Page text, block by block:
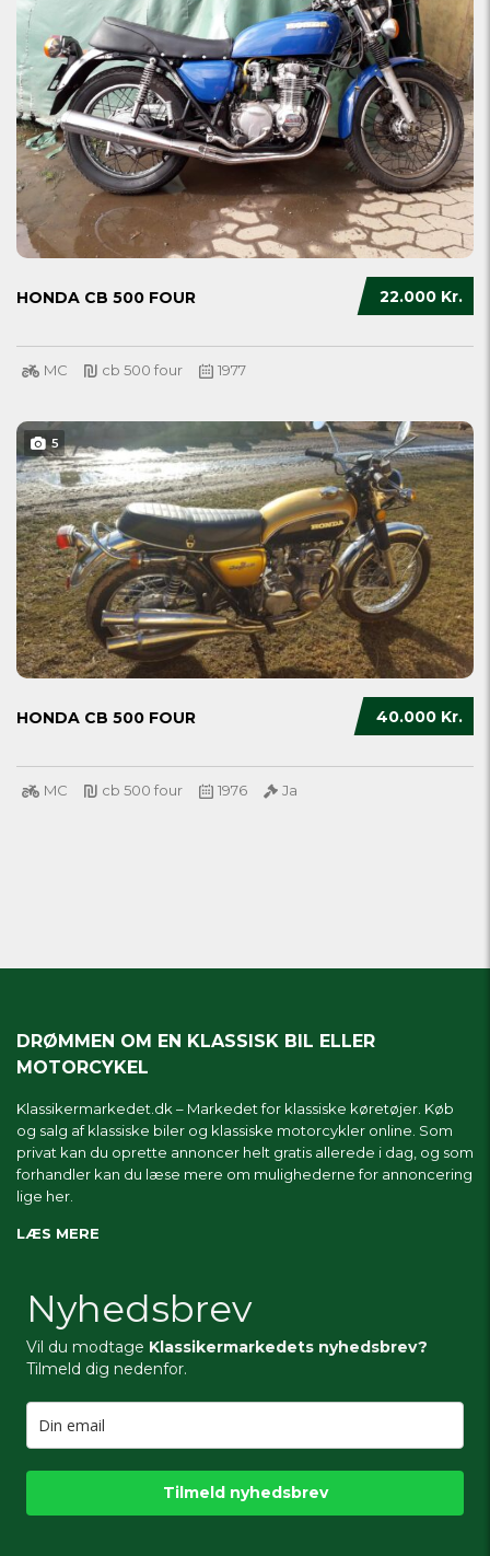
22.000 Kr.
HONDA CB 500 FOUR
MC cb 500 four 1977
5
40.000 Kr.
HONDA CB 500 FOUR
MC cb 500 four 1976 Ja
DRØMMEN OM EN KLASSISK BIL ELLER
MOTORCYKEL
Klassikermarkedet.dk – Markedet for klassiske køretøjer. Køb
og salg af klassiske biler og klassiske motorcykler online. Som
privat kan du oprette annoncer helt gratis allerede i dag, og som
forhandler kan du læse mere om mulighederne for annoncering
lige her.
LÆS MERE
Nyhedsbrev
Vil du modtage Klassikermarkedets nyhedsbrev?
Tilmeld dig nedenfor.
Tilmeld nyhedsbrev